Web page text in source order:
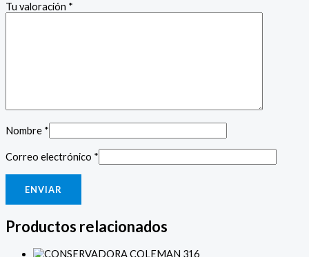
Tu valoración *
Nombre *
Correo electrónico *
Productos relacionados